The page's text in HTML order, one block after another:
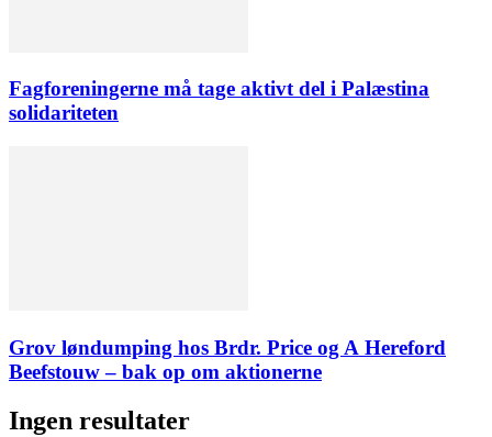
Fagforeningerne må tage aktivt del i Palæstina
solidariteten
Grov løndumping hos Brdr. Price og A Hereford
Beefstouw – bak op om aktionerne
Ingen resultater